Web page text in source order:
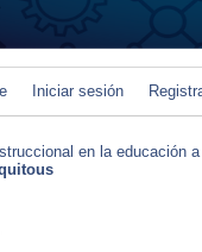
Iniciar sesión
en la educación